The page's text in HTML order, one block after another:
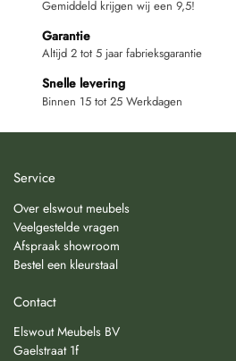
Gemiddeld krijgen wij een 9,5!
Garantie
Altijd 2 tot 5 jaar fabrieksgarantie
Snelle levering
Binnen 15 tot 25 Werkdagen
Service
Over elswout meubels
Veelgestelde vragen
Afspraak showroom
Bestel een kleurstaal
Contact
Elswout Meubels BV
Gaelstraat 1f